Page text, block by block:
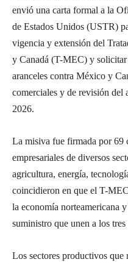
envió una carta formal a la
de Estados Unidos (USTR)
vigencia y extensión del
y Canadá (T-MEC) y
aranceles contra México y
comerciales y de revisión del
2026.
La misiva fue firmada por 69
empresariales de diversos
agricultura, energía,
coincidieron en que el T-
la economía norteamericana
suministro que unen a los tres
Los sectores productivos que